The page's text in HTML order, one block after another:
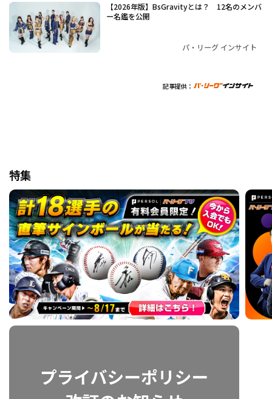
【2026年版】BsGravityとは？ 12名のメンバ
ー名鑑を公開
パ・リーグ インサイト
記事提供：
特集